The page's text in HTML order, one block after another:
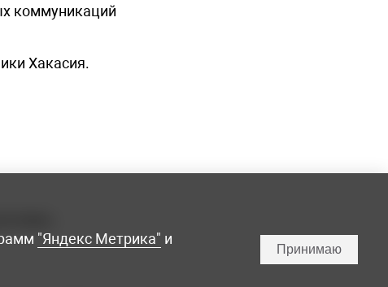
коммуникаций
Хакасия.
"Яндекс Метрика" и
Принимаю